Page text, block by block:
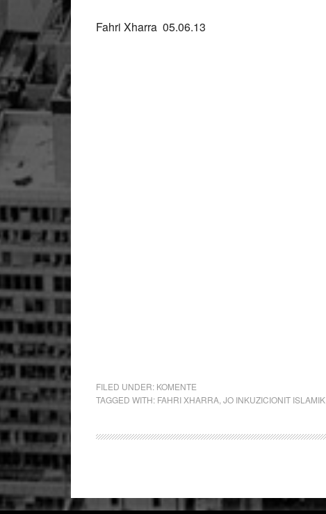
Fahri Xharra 05.06.13
FILED UNDER: KOMENTE
TAGGED WITH: FAHRI XHARRA JO INKUZICIONIT ISLAMIK